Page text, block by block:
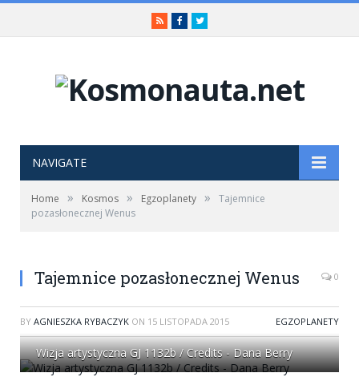
RSSFacebookTwitter
NAVIGATE
Home » Kosmos » Egzoplanety »
Tajemnice
pozasłonecznej Wenus
Tajemnice pozasłonecznej Wenus 0
BY AGNIESZKA RYBACZYK ON 15 LISTOPADA 2015 EGZOPLANETY
Wizja artystyczna GJ 1132b / Credits - Dana Berry